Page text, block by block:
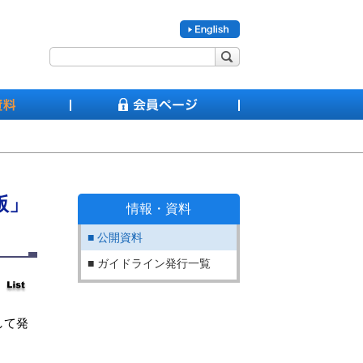
情報・資料
公開資料
ガイドライン発行一覧
て発